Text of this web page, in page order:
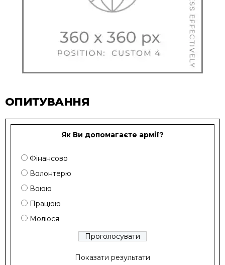
ОПИТУВАННЯ
Як Ви допомагаєте армії?
Фінансово
Волонтерю
Воюю
Працюю
Молюся
Показати результати